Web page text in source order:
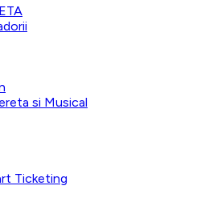
si Musical
Ticketing